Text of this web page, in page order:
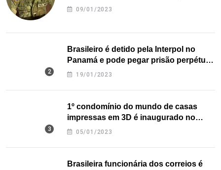
09/01/2023
Brasileiro é detido pela Interpol no
Panamá e pode pegar prisão perpétua
nos EUA
19/01/2023
1º condomínio do mundo de casas
impressas em 3D é inaugurado no
Texas
05/01/2023
Brasileira funcionária dos correios é